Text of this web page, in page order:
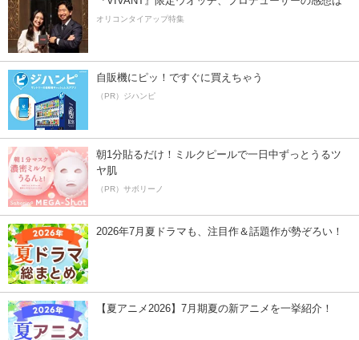
オリコンタイアップ特集
自販機にピッ！ですぐに買えちゃう
（PR）ジハンピ
朝1分貼るだけ！ミルクピールで一日中ずっとうるツ
ヤ肌
（PR）サボリーノ
2026年7月夏ドラマも、注目作＆話題作が勢ぞろい！
【夏アニメ2026】7月期夏の新アニメを一挙紹介！